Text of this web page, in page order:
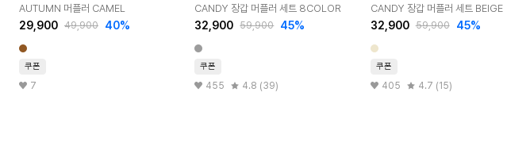
AUTUMN 머플러 CAMEL
29,900 49,900 40%
쿠폰
7
CANDY 장갑 머플러 세트 8COLOR
32,900 59,900 45%
쿠폰
455 4.8 (39)
CANDY 장갑 머플러 세트 BEIGE
32,900 59,900 45%
쿠폰
405 4.7 (15)